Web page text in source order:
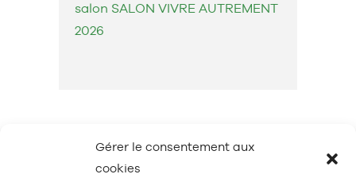
Gérer le consentement aux
cookies
salon SALON VIVRE AUTREMENT
2026